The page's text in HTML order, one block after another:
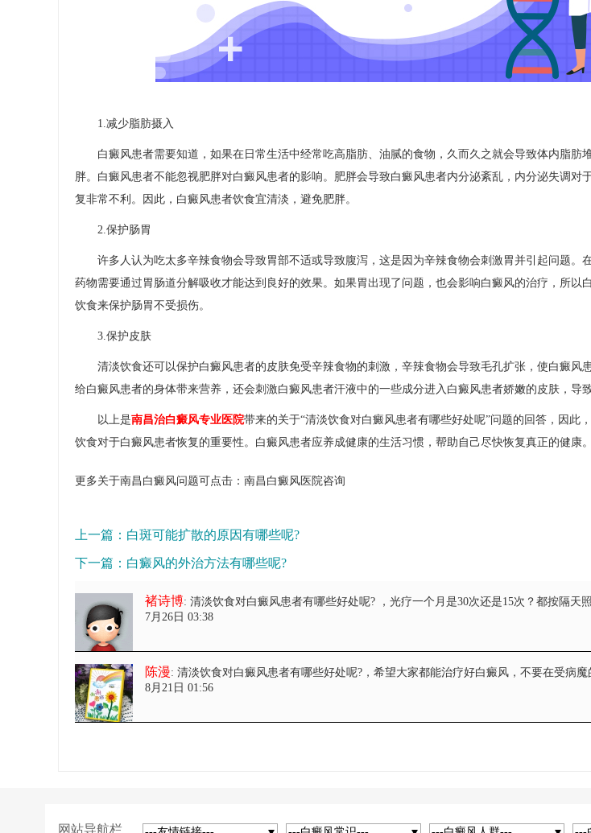
1.减少脂肪摄入
白癜风患者需要知道，如果在日常生活中经常吃高脂肪、油腻的食物，久而久之就会导致体内脂肪
胖。白癜风患者不能忽视肥胖对白癜风患者的影响。肥胖会导致白癜风患者内分泌紊乱，内分泌失调对
复非常不利。因此，白癜风患者饮食宜清淡，避免肥胖。
2.保护肠胃
许多人认为吃太多辛辣食物会导致胃部不适或导致腹泻，这是因为辛辣食物会刺激胃并引起问题。
药物需要通过胃肠道分解吸收才能达到良好的效果。如果胃出现了问题，也会影响白癜风的治疗，所以
饮食来保护肠胃不受损伤。
3.保护皮肤
清淡饮食还可以保护白癜风患者的皮肤免受辛辣食物的刺激，辛辣食物会导致毛孔扩张，使白癜风
给白癜风患者的身体带来营养，还会刺激白癜风患者汗液中的一些成分进入白癜风患者娇嫩的皮肤，导
以上是南昌治白癜风专业医院带来的关于“清淡饮食对白癜风患者有哪些好处呢”问题的回答，因此
饮食对于白癜风患者恢复的重要性。白癜风患者应养成健康的生活习惯，帮助自己尽快恢复真正的健康。​
更多关于南昌白癜风问题可点击： 南昌白癜风医院咨询
上一篇： 白斑可能扩散的原因有哪些呢?
下一篇： 白癜风的外治方法有哪些呢?
褚诗博: 清淡饮食对白癜风患者有哪些好处呢?
，光疗一个月是30次还是15次？都按隔天
7月26日 03:38
陈漫: 清淡饮食对白癜风患者有哪些好处呢? ，希望大家都能治疗好白癜风，不要在受病魔
8月21日 01:56
网站导航栏